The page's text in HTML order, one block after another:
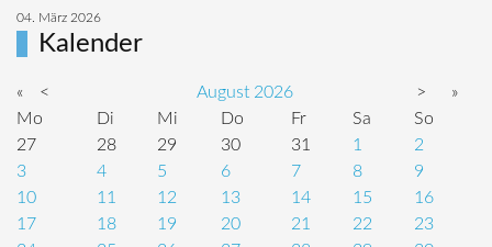
04. März 2026
Kalender
« < August 2026 >
»
Mo
Di Mi Do Fr Sa
So
27
28 29 30 31 1
2
3
4 5 6 7 8
9
10
11 12 13 14 15
16
17
18 19 20 21 22
23